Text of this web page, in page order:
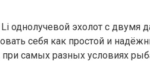
Li однолучевой эхолот с
себя как простой и
при самых разных условиях